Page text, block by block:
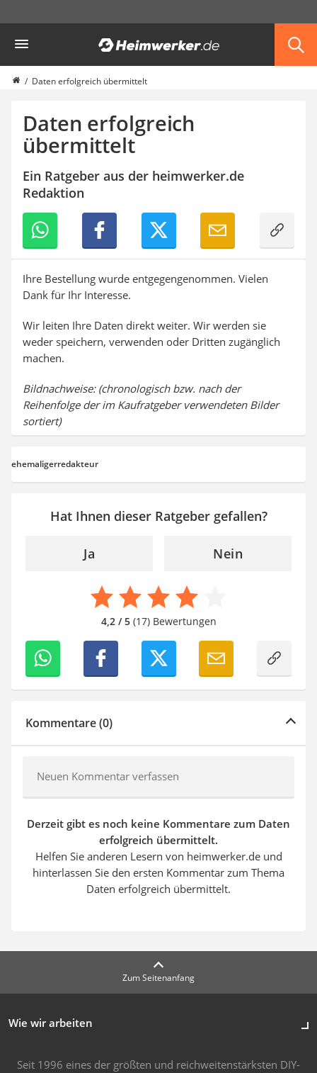
Daten erfolgreich übermittelt
Daten erfolgreich
übermittelt
Ein Ratgeber aus der heimwerker.de
Redaktion
Ihre Bestellung wurde entgegengenommen. Vielen
Dank für Ihr Interesse.
Wir leiten Ihre Daten direkt weiter. Wir werden sie
weder speichern, verwenden oder Dritten zugänglich
machen.
Bildnachweise: (chronologisch bzw. nach der
Reihenfolge der im Kaufratgeber verwendeten Bilder
sortiert)
ehemaligerredakteur
Hat Ihnen dieser Ratgeber gefallen?
Ja Nein
4,2 / 5(17) Bewertungen
Kommentare (0)
Neuen Kommentar verfassen
Derzeit gibt es noch keine Kommentare zum Daten
erfolgreich übermittelt.
Helfen Sie anderen Lesern von heimwerker.de und
hinterlassen Sie den ersten Kommentar zum Thema
Daten erfolgreich übermittelt.
Zum Seitenanfang
Wie wir arbeiten
Seit 1996 eines der größten und reichweitenstärksten DIY-